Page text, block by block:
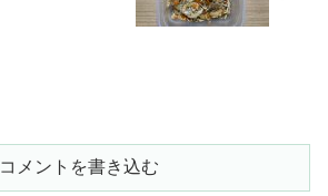
コメントを書き込む